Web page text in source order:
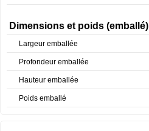
Dimensions et poids (emballé)
Largeur emballée
Profondeur emballée
Hauteur emballée
Poids emballé